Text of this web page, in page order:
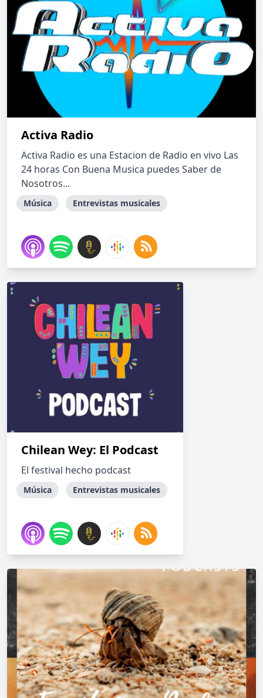
Activa Radio
Activa Radio es una Estacion de Radio en vivo Las
24 horas Con Buena Musica puedes Saber de
Nosotros...
Música Entrevistas musicales
Chilean Wey: El Podcast
El festival hecho podcast
Música Entrevistas musicales